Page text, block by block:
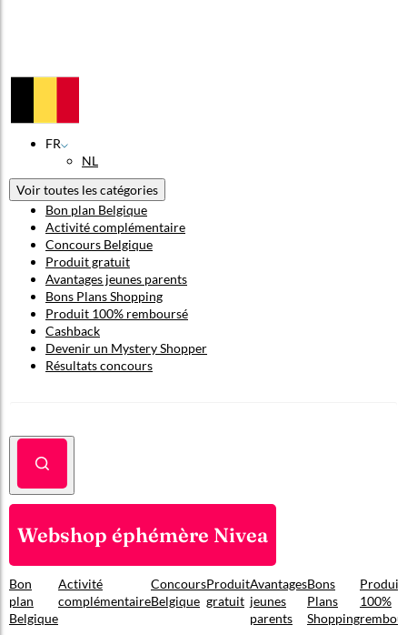
FR
NL
Voir toutes les catégories
Bon plan Belgique
Activité complémentaire
Concours Belgique
Produit gratuit
Avantages jeunes parents
Bons Plans Shopping
Produit 100% remboursé
Cashback
Devenir un Mystery Shopper
Résultats concours
Webshop éphémère Nivea
Bon
plan
Belgique
Activité
complémentaire
Concours
Belgique
Produit
gratuit
Avantages
jeunes
parents
Bons
Plans
Shopping
Produit
100%